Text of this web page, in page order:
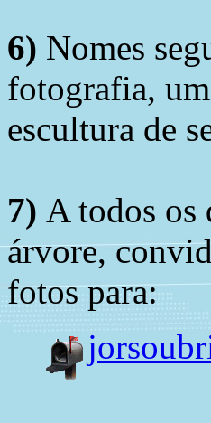
6) Nomes
fotografia,
escultura de
7) A todos os
árvore,
fotos para: